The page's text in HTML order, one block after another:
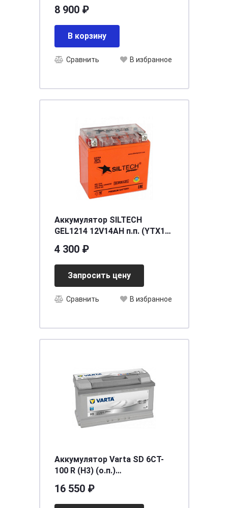
8 900 ₽
В корзину
Сравнить В избранное
Аккумулятор SILTECH
GEL1214 12V14AH п.п. (YTX14-
[д150ш87в145/220]
4 300 ₽
Запросить цену
Сравнить В избранное
Аккумулятор Varta SD 6CT-
100 R (H3) (о.п.)
16 550 ₽